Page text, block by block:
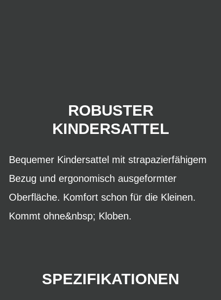
ROBUSTER
KINDERSATTEL
Bequemer Kindersattel mit strapazierfähigem
Bezug und ergonomisch ausgeformter
Oberfläche. Komfort schon für die Kleinen.
Kommt ohne&nbsp; Kloben.
SPEZIFIKATIONEN